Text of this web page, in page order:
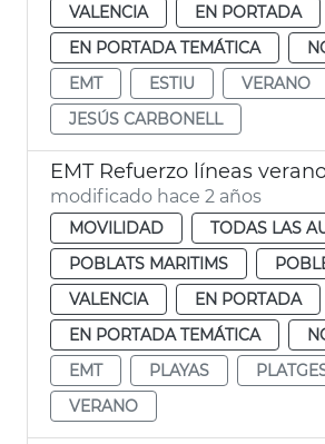
VALENCIA
EN PORTADA
EN PORTADA TEMÁTICA
EMT
ESTIU
VERANO
JESÚS CARBONELL
EMT Refuerzo líneas
modificado hace 2 años
MOVILIDAD
TODAS LAS
POBLATS MARITIMS
VALENCIA
EN PORTADA
EN PORTADA TEMÁTICA
EMT
PLAYAS
VERANO